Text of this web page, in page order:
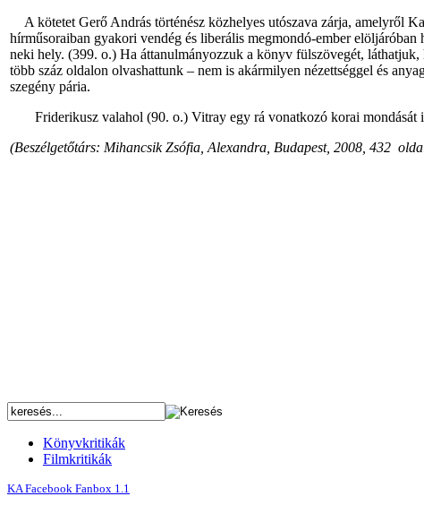
A kötetet Gerő András történész közhelyes utószava zárja, amelyről
hírműsoraiban gyakori vendég és liberális megmondó-ember
neki hely. (399. o.) Ha áttanulmányozzuk a könyv fülszövegét,
több száz oldalon olvashattunk – nem is akármilyen nézettséggel és
szegény pária.
Friderikusz valahol (90. o.) Vitray egy rá vonatkozó korai mondását
(Beszélgetőtárs: Mihancsik Zsófia, Alexandra, Budapest, 2008, 432
Könyvkritikák
Filmkritikák
KA Facebook Fanbox 1.1